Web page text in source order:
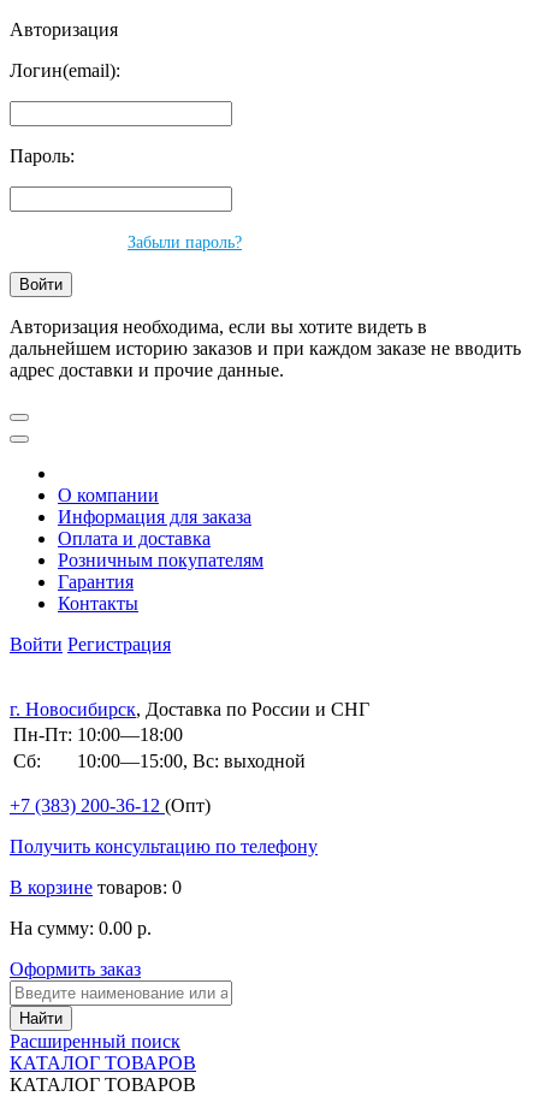
Авторизация
Логин(email):
Пароль:
Забыли пароль?
Авторизация необходима, если вы хотите видеть в
дальнейшем историю заказов и при каждом заказе не вводить
адрес доставки и прочие данные.
О компании
Информация для заказа
Оплата и доставка
Розничным покупателям
Гарантия
Контакты
Войти Регистрация
г. Новосибирск, Доставка по России и СНГ
Пн-Пт: 10:00—18:00
Сб:
10:00—15:00, Вс: выходной
+7 (383) 200-36-12 (Опт)
Получить консультацию по телефону
В корзине товаров: 0
На сумму: 0.00 р.
Оформить заказ
Расширенный поиск
КАТАЛОГ ТОВАРОВ
КАТАЛОГ ТОВАРОВ